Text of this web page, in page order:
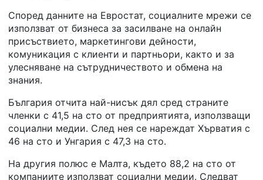
Според данните на Евростат, социалните мрежи се
използват от бизнеса за засилване на онлайн
присъствието, маркетингови дейности,
комуникация с клиенти и партньори, както и за
улесняване на сътрудничеството и обмена на
знания.
България отчита най-нисък дял сред страните
членки с 41,5 на сто от предприятията, използващи
социални медии. След нея се нареждат Хърватия с
46 на сто и Унгария с 47,3 на сто.
На другия полюс е Малта, където 88,2 на сто от
компаниите използват социални медии. Следват